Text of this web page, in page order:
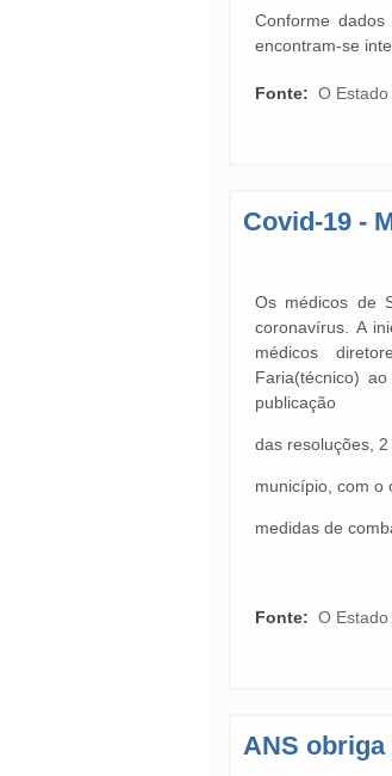
Conforme
encontram-se
Fonte: O
Covid-19 -
Os médicos de
coronavírus. A
médicos
Faria(técnico)
publicação
das resoluções,
município, com o
medidas de
Fonte: O
ANS